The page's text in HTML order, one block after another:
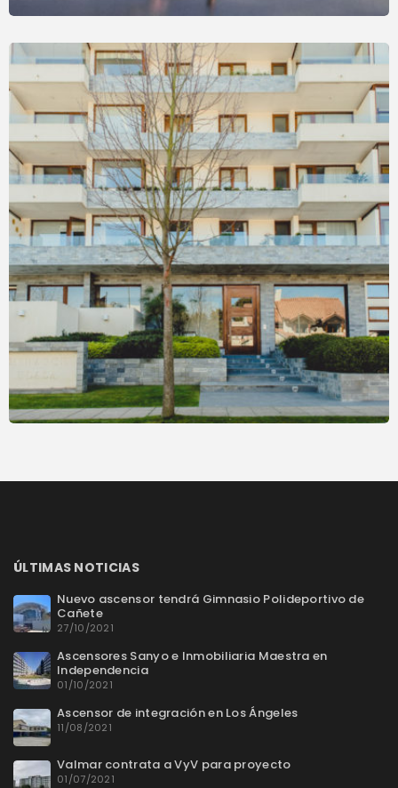
ÚLTIMAS NOTICIAS
Nuevo ascensor tendrá Gimnasio Polideportivo de
Cañete
27/10/2021
Ascensores Sanyo e Inmobiliaria Maestra en
Independencia
01/10/2021
Ascensor de integración en Los Ángeles
11/08/2021
Valmar contrata a VyV para proyecto
01/07/2021